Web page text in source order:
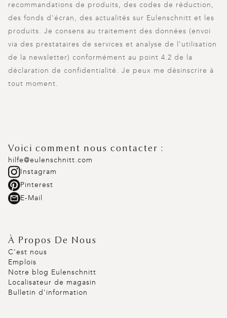
recommandations de produits, des codes de réduction,
des fonds d'écran, des actualités sur Eulenschnitt et les
produits. Je consens au traitement des données (envoi
via des prestataires de services et analyse de l'utilisation
de la newsletter) conformément au point 4.2 de la
déclaration de confidentialité. Je peux me désinscrire à
tout moment.
Voici comment nous contacter :
hilfe@eulenschnitt.com
Instagram
Pinterest
E-Mail
À Propos De Nous
C'est nous
Emplois
Notre blog Eulenschnitt
Localisateur de magasin
Bulletin d'information